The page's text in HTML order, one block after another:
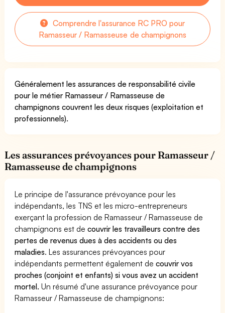
Comprendre l'assurance RC PRO pour
Ramasseur / Ramasseuse de champignons
Généralement les assurances de responsabilité civile
pour le métier Ramasseur / Ramasseuse de
champignons couvrent les deux risques (exploitation et
professionnels).
Les assurances prévoyances pour Ramasseur /
Ramasseuse de champignons
Le principe de l'assurance prévoyance pour les
indépendants, les TNS et les micro-entrepreneurs
exerçant la profession de Ramasseur / Ramasseuse de
champignons est decouvrir les travailleurs contre des
pertes de revenus dues à des accidents ou des
maladies. Les assurances prévoyances pour
indépendants permettent également decouvrir vos
proches (conjoint et enfants) si vous avez un accident
mortel. Un résumé d'une assurance prévoyance pour
Ramasseur / Ramasseuse de champignons: